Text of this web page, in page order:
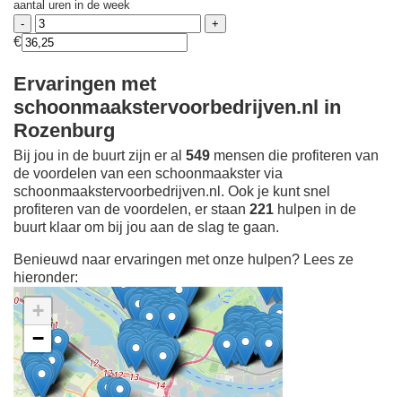
aantal uren in de week
€
Ervaringen met
schoonmaakstervoorbedrijven.nl in
Rozenburg
Bij jou in de buurt zijn er al 549 mensen die profiteren van
de voordelen van een schoonmaakster via
schoonmaakstervoorbedrijven.nl. Ook je kunt snel
profiteren van de voordelen, er staan 221 hulpen in de
buurt klaar om bij jou aan de slag te gaan.
Benieuwd naar ervaringen met onze hulpen? Lees ze
hieronder:
Ontdek meer ervaringen
Schoonmaakster bij
jou in de buurt
+
−